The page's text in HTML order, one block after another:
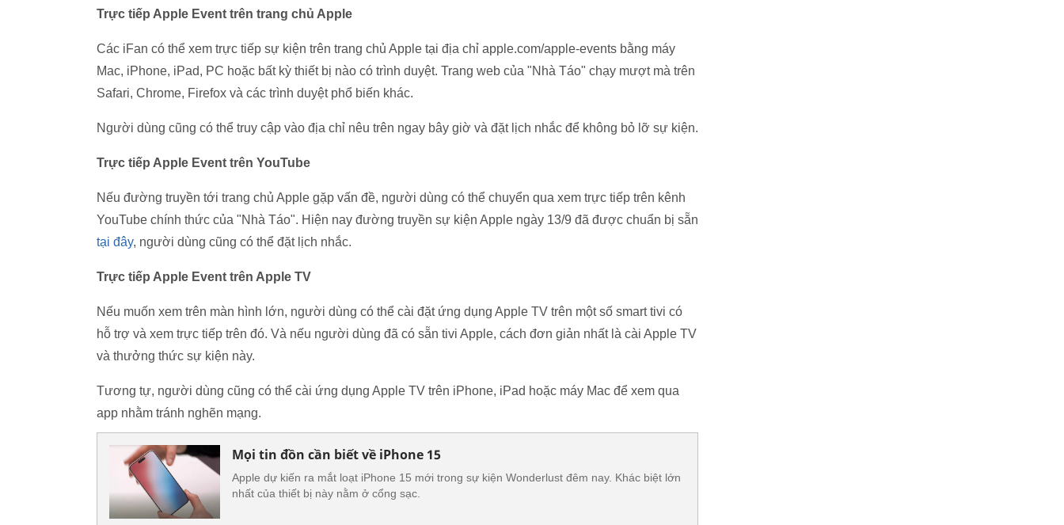
Trực tiếp Apple Event trên trang chủ Apple
Các iFan có thể xem trực tiếp sự kiện trên trang chủ Apple tại địa chỉ apple.com/apple-events bằng máy
Mac, iPhone, iPad, PC hoặc bất kỳ thiết bị nào có trình duyệt. Trang web của "Nhà Táo" chạy mượt mà trên
Safari, Chrome, Firefox và các trình duyệt phổ biến khác.
Người dùng cũng có thể truy cập vào địa chỉ nêu trên ngay bây giờ và đặt lịch nhắc để không bỏ lỡ sự kiện.
Trực tiếp Apple Event trên YouTube
Nếu đường truyền tới trang chủ Apple gặp vấn đề, người dùng có thể chuyển qua xem trực tiếp trên kênh
YouTube chính thức của "Nhà Táo". Hiện nay đường truyền sự kiện Apple ngày 13/9 đã được chuẩn bị sẵn
tại đây, người dùng cũng có thể đặt lịch nhắc.
Trực tiếp Apple Event trên Apple TV
Nếu muốn xem trên màn hình lớn, người dùng có thể cài đặt ứng dụng Apple TV trên một số smart tivi có
hỗ trợ và xem trực tiếp trên đó. Và nếu người dùng đã có sẵn tivi Apple, cách đơn giản nhất là cài Apple TV
và thưởng thức sự kiện này.
Tương tự, người dùng cũng có thể cài ứng dụng Apple TV trên iPhone, iPad hoặc máy Mac để xem qua
app nhằm tránh nghẽn mạng.
Mọi tin đồn cần biết về iPhone 15
Apple dự kiến ra mắt loạt iPhone 15 mới trong sự kiện Wonderlust đêm nay. Khác biệt lớn
nhất của thiết bị này nằm ở cổng sạc.